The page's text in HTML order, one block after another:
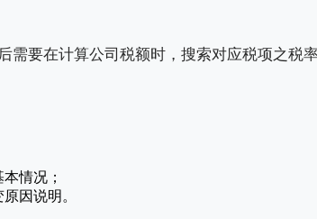
需要在计算公司税额时，搜索对应税项之税率
情况；
因说明。